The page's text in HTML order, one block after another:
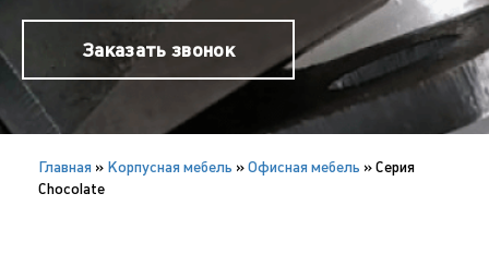
Заказать звонок
Главная » Корпусная мебель »Офисная мебель »Серия
Сhocolate